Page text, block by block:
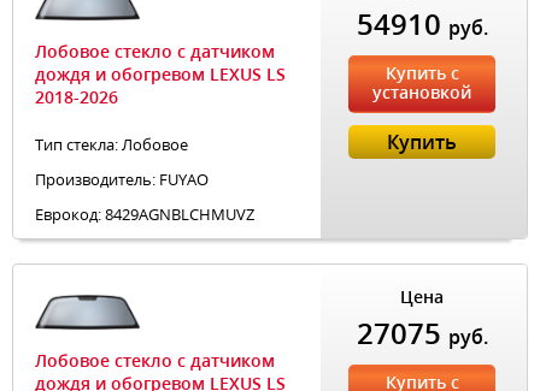
Лобовое стекло с датчиком
дождя и обогревом LEXUS LS
2018-2026
Тип стекла: Лобовое
Производитель: FUYAO
Еврокод: 8429AGNBLCHMUVZ
54910 руб.
Купить с
установкой
Купить
Лобовое стекло с датчиком
дождя и обогревом LEXUS LS
Цена
27075 руб.
Купить с